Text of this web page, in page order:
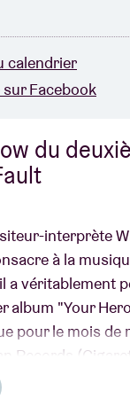
du
interprète
à la
a véritablement
album "Your
pour le mois de
Records
D.C).
calendrier
Facebook